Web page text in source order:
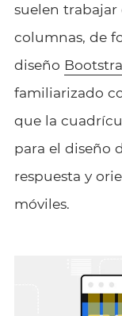
suelen trabajar
columnas, de
diseño
familiarizado
que la
para el diseño
respuesta y
móviles.